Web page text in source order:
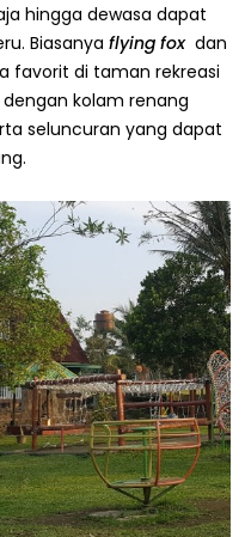
hingga dewasa dapat
Biasanya flying foxdan
favorit di taman rekreasi
dengan kolam renang
seluncuran yang dapat